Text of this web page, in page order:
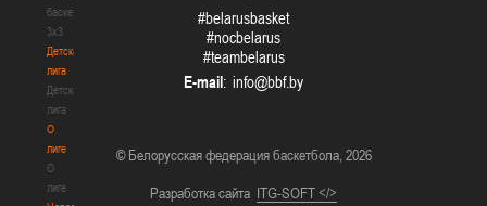
баскетбола
3х3
Детская
лига
Детская
лига
О
лиге
О
лиге
#belarusbasket
#nocbelarus
#teambelarus
E-mail:
© Белорусская федерация баскетбола, 2026
Разработка сайта ITG-SOFT </>